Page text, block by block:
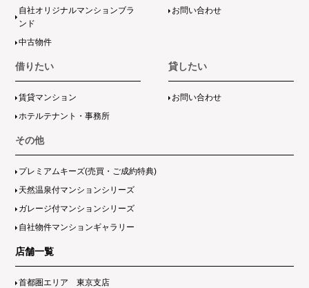
自社オリジナルマンションブラ
ンド
中古物件
お問い合わせ
借りたい
賃貸マンション
ホテルテナント・事務所
貸したい
お問い合わせ
その他
プレミアムキーズ(売買・ご成約特典)
天然温泉付マンションシリーズ
ガレージ付マンションシリーズ
自社物件マンションギャラリー
店舗一覧
首都圏エリア 東京支店